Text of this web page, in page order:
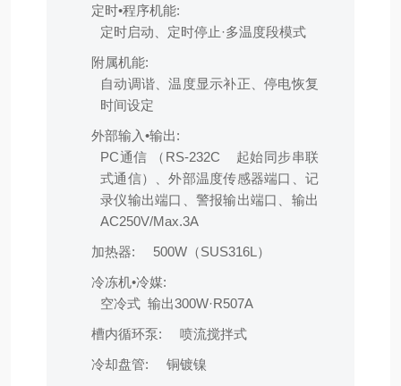
定时•程序机能:
定时启动、定时停止·多温度段模式
附属机能:
自动调谐、温度显示补正、停电恢复
时间设定
外部输入•输出:
PC通信 （RS-232C 起始同步串联
式通信）、外部温度传感器端口、记
录仪输出端口、警报输出端口、输出
AC250V/Max.3A
加热器:
500W（SUS316L）
冷冻机•冷媒:
空冷式 输出300W·R507A
槽内循环泵:
喷流搅拌式
冷却盘管:
铜镀镍